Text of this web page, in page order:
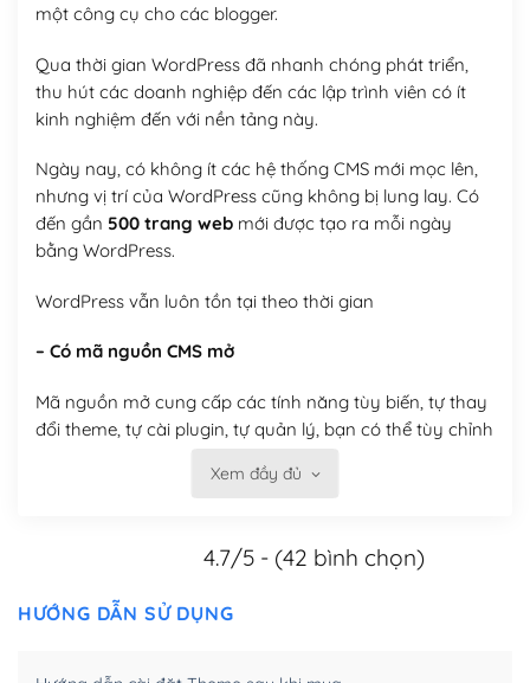
một công cụ cho các blogger.
Qua thời gian WordPress đã nhanh chóng phát triển,
thu hút các doanh nghiệp đến các lập trình viên có ít
kinh nghiệm đến với nền tảng này.
Ngày nay, có không ít các hệ thống CMS mới mọc lên,
nhưng vị trí của WordPress cũng không bị lung lay. Có
đến gần 500 trang webmới được tạo ra mỗi ngày
bằng WordPress.
WordPress vẫn luôn tồn tại theo thời gian
– Có mã nguồn CMS mở
Mã nguồn mở cung cấp các tính năng tùy biến, tự thay
đổi theme, tự cài plugin, tự quản lý, bạn có thể tùy chỉnh
Có thể tùy biến trên website WordPress
Xem đầy đủ
4.7/5 - (42 bình chọn)
HƯỚNG DẪN SỬ DỤNG